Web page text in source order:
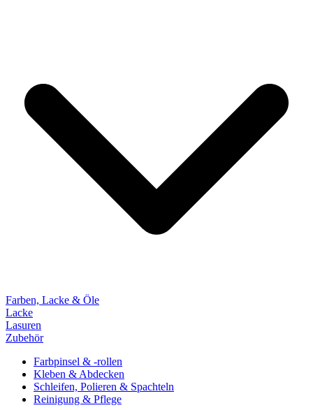
Farben, Lacke & Öle
Lacke
Lasuren
Zubehör
Farbpinsel & -rollen
Kleben & Abdecken
Schleifen, Polieren & Spachteln
Reinigung & Pflege